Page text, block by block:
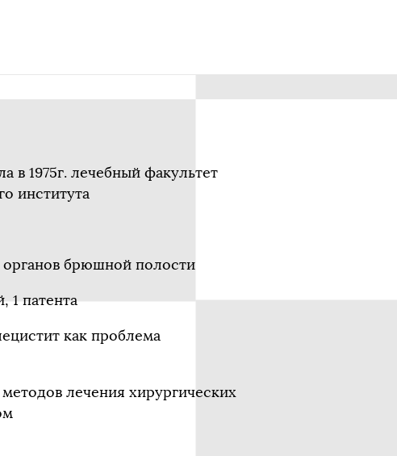
в 1975г. лечебный факультет
института
органов брюшной полости
1 патента
как проблема
лечения хирургических